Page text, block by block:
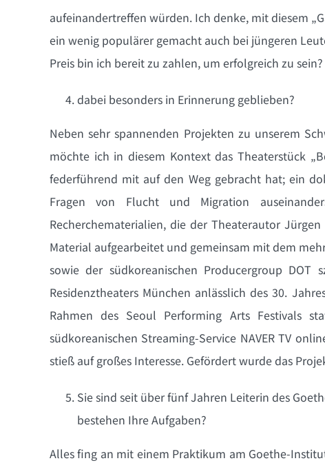
aufeinandertreffen würden. Ich denke, mit diesem
ein wenig populärer gemacht auch bei jüngeren
Preis bin ich bereit zu zahlen, um erfolgreich zu sein?
dabei besonders in Erinnerung geblieben?
Neben sehr spannenden Projekten zu unserem
möchte ich in diesem Kontext das Theaterstück
federführend mit auf den Weg gebracht hat; ein
Fragen von Flucht und Migration
Recherchematerialien, die der Theaterautor
Material aufgearbeitet und gemeinsam mit dem
sowie der südkoreanischen Producergroup
Residenztheaters München anlässlich des 30.
Rahmen des Seoul Performing Arts Festivals
südkoreanischen Streaming-Service NAVER TV
stieß auf großes Interesse. Gefördert wurde das
Sie sind seit über fünf Jahren Leiterin des
bestehen Ihre Aufgaben?
Alles fing an mit einem Praktikum am Goethe-